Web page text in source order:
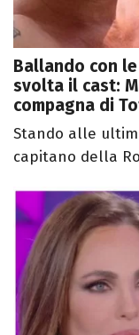
Ballando con
svolta il cast:
compagna di
Stando alle
capitano della